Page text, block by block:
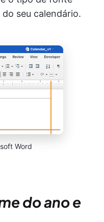
seu calendário.
Word
do ano e